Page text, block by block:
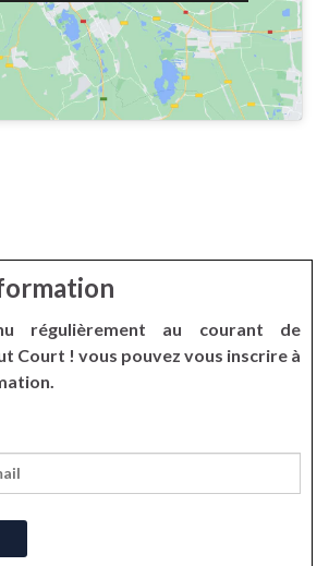
régulièrement au courant de
Court ! vous pouvez vous inscrire à